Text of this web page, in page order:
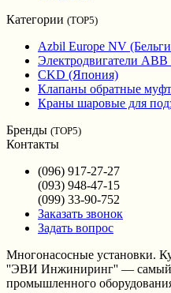
Категории (TOP5)
Azbil Europe NV
Электродвигатели
CKD (Япония)
Клапаны обратные
Краны шаровые для
Бренды (TOP5)
Контакты
(096) 917-27-27
(093) 948-47-15
(099) 33-90-752
Заказать звонок
Задать вопрос
Многонасосные установки.
''ЭВИ Инжиниринг'' — самый
промышленного